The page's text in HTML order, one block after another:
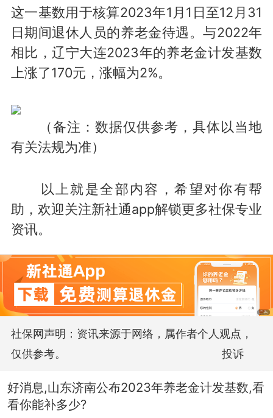
这一基数用于核算2023年1月1日至12月31
日期间退休人员的养老金待遇。与2022年
相比，辽宁大连2023年的养老金计发基数
上涨了170元，涨幅为2%。
（备注：数据仅供参考，具体以当地
有关法规为准）
以上就是全部内容，希望对你有帮
助，欢迎关注新社通app解锁更多社保专业
资讯。
社保网声明：资讯来源于网络，属作者个人观点，
仅供参考。
投诉
好消息,山东济南公布2023年养老金计发基数,看
看你能补多少?